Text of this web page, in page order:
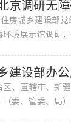
房城乡建设部
环境展示馆调研
区、直辖市、新
委、管委、局